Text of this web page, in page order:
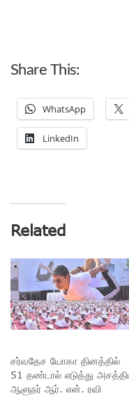
Share This:
WhatsApp
LinkedIn
Related
சர்வதேச யோகா தினத்தில்
51 தண்டால் எடுத்து
ஆளுநர் ஆர். என். ரவி